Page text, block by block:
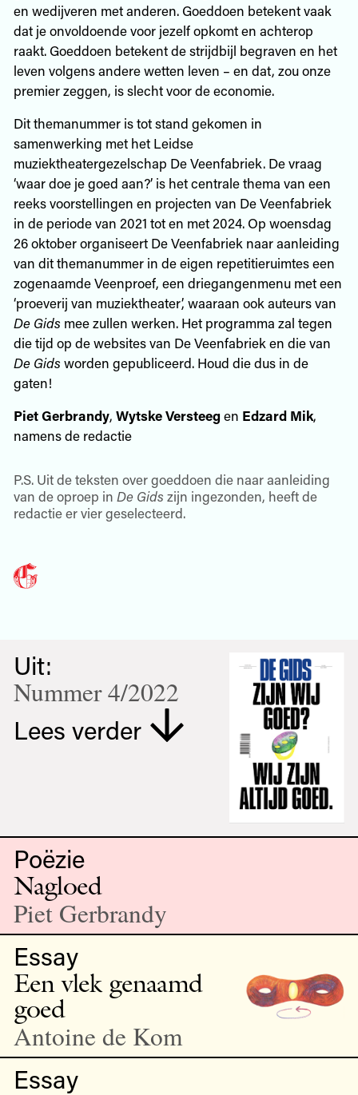
en wedijveren met anderen. Goeddoen betekent vaak
dat je onvoldoende voor jezelf opkomt en achterop
raakt. Goeddoen betekent de strijdbijl begraven en het
leven volgens andere wetten leven – en dat, zou onze
premier zeggen, is slecht voor de economie.
Dit themanummer is tot stand gekomen in
samenwerking met het Leidse
muziektheatergezelschap De Veenfabriek. De vraag
‘waar doe je goed aan?’ is het centrale thema van een
reeks voorstellingen en projecten van De Veenfabriek
in de periode van 2021 tot en met 2024. Op woensdag
26 oktober organiseert De Veenfabriek naar aanleiding
van dit themanummer in de eigen repetitieruimtes een
zogenaamde Veenproef, een driegangenmenu met een
‘proeverij van muziektheater’, waaraan ook auteurs van
De Gids mee zullen werken. Het programma zal tegen
die tijd op de websites van De Veenfabriek en die van
De Gids worden gepubliceerd. Houd die dus in de
gaten!
Piet Gerbrandy, Wytske Versteegen Edzard Mik,
namens de redactie
P.S. Uit de teksten over goeddoen die naar aanleiding
van de oproep in De Gids zijn ingezonden, heeft de
redactie er vier geselecteerd.
Uit:
Nummer 4/2022
Lees verder
Poëzie
Nagloed
Piet Gerbrandy
Essay
Een vlek genaamd
goed
Antoine de Kom
Essay